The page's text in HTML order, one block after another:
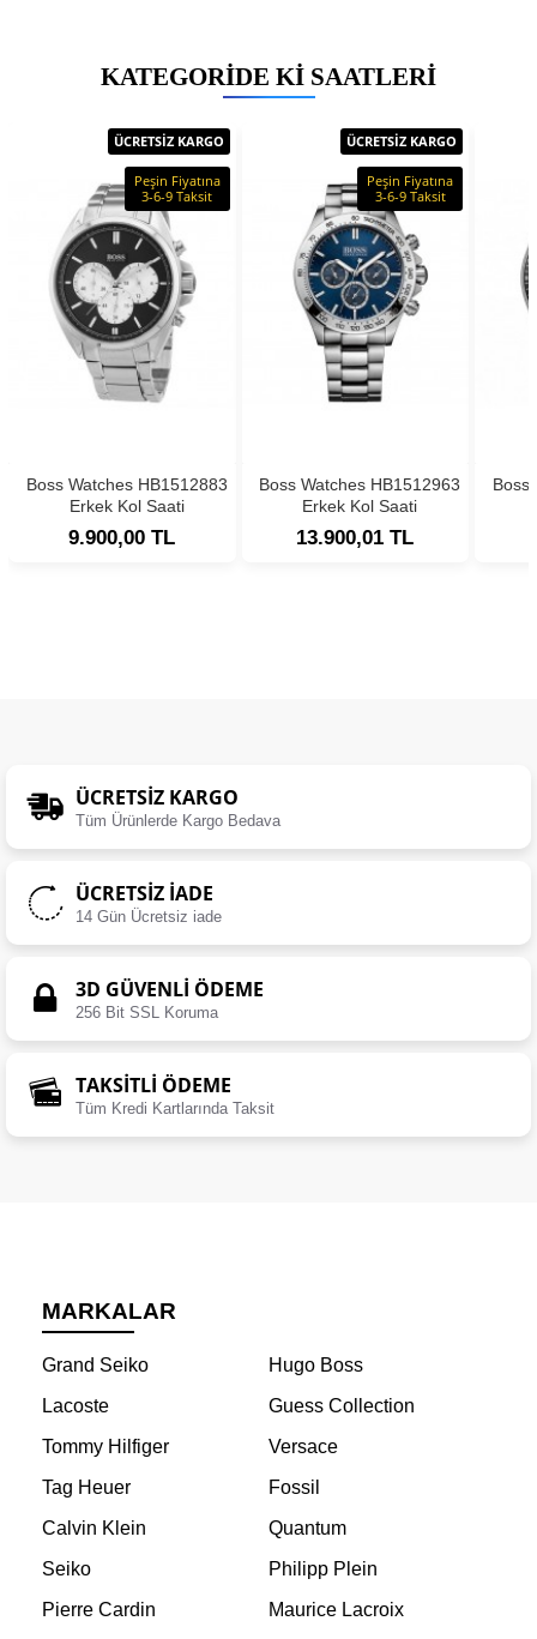
KATEGORIDE KI SAATLERI
ÜCRETSİZ KARGO
Peşin Fiyatına
3-6-9 Taksit
Boss Watches HB1512883
Erkek Kol Saati
9.900,00 TL
ÜCRETSİZ KARGO
Peşin Fiyatına
3-6-9 Taksit
Boss Watches HB1512963
Erkek Kol Saati
13.900,01 TL
Boss
ÜCRETSIZ KARGO
Tüm Ürünlerde Kargo Bedava
ÜCRETSIZ İADE
14 Gün Ücretsiz iade
3D GÜVENLİ ÖDEME
256 Bit SSL Koruma
TAKSİTLİ ÖDEME
Tüm Kredi Kartlarında Taksit
MARKALAR
Grand Seiko
Hugo Boss
Lacoste
Guess Collection
Tommy Hilfiger
Versace
Tag Heuer
Fossil
Calvin Klein
Quantum
Seiko
Philipp Plein
Pierre Cardin
Maurice Lacroix